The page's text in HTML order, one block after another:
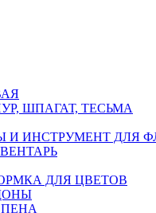
ШПАГАТ, ТЕСЬМА
И ИНСТРУМЕНТ ДЛЯ
ДЛЯ ЦВЕТОВ